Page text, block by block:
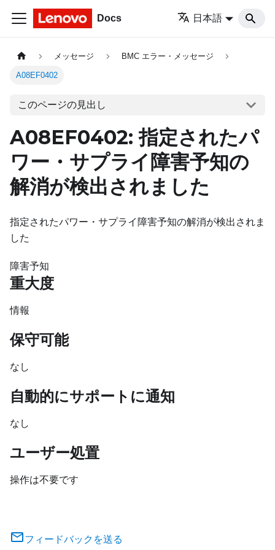
Docs 日本語
メッセージ BMC エラー・メッセージ
A08EF0402
このページの見出し
A08EF0402: 指定されたパ
ワー・サプライ障害予知の
解消が検出されました
指定されたパワー・サプライ障害予知の解消が検出されま
した
障害予知
重大度
情報
保守可能
なし
自動的にサポートに通知
なし
ユーザー処置
操作は不要です
フィードバックを送る